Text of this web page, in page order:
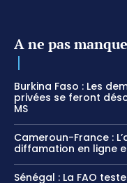
A ne pas
Burkina Faso : Les
privées se feront
MS
Cameroun-France :
diffamation en ligne
Sénégal : La FAO